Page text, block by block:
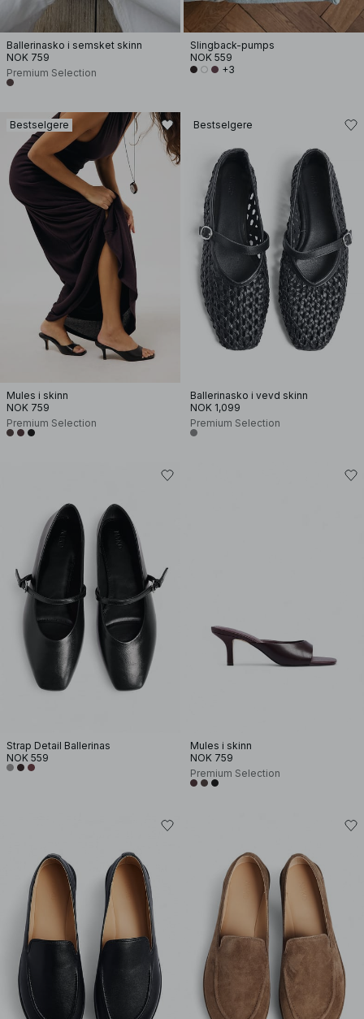
Ballerinasko i semsket skinn
NOK 759
Premium Selection
Slingback-pumps
NOK 559
+3
Bestselgere
Mules i skinn
NOK 759
Premium Selection
Bestselgere
Ballerinasko i vevd skinn
NOK 1,099
Premium Selection
Strap Detail Ballerinas
NOK 559
Mules i skinn
NOK 759
Premium Selection